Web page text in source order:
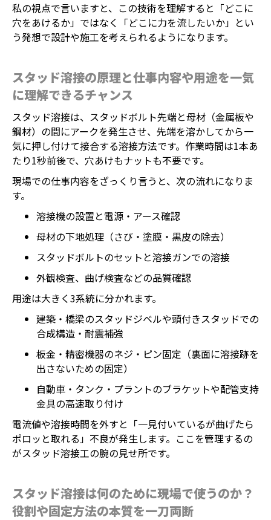
私の視点で言いますと、この技術を理解すると「どこに
穴をあけるか」ではなく「どこに力を流したいか」とい
う発想で設計や施工を考えられるようになります。
スタッド溶接の原理と仕事内容や用途を一気
に理解できるチャンス
スタッド溶接は、スタッドボルト先端と母材（金属板や
鋼材）の間にアークを発生させ、先端を溶かしてから一
気に押し付けて接合する溶接方法です。作業時間は1本あ
たり1秒前後で、穴あけもナットも不要です。
現場での仕事内容をざっくり言うと、次の流れになりま
す。
溶接機の設置と電源・アース確認
母材の下地処理（さび・塗膜・黒皮の除去）
スタッドボルトのセットと溶接ガンでの溶接
外観検査、曲げ検査などの品質確認
用途は大きく3系統に分かれます。
建築・橋梁のスタッドジベルや頭付きスタッドでの
合成構造・耐震補強
板金・精密機器のネジ・ピン固定（裏面に溶接跡を
出さないための固定）
自動車・タンク・プラントのブラケットや配管支持
金具の高速取り付け
電流値や溶接時間を外すと「一見付いているが曲げたら
ポロッと取れる」不良が発生します。ここを管理するの
がスタッド溶接工の腕の見せ所です。
スタッド溶接は何のために現場で使うのか？
役割や固定方法の本質を一刀両断